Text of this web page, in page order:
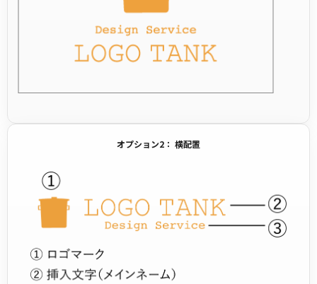
オプション2： 横配置